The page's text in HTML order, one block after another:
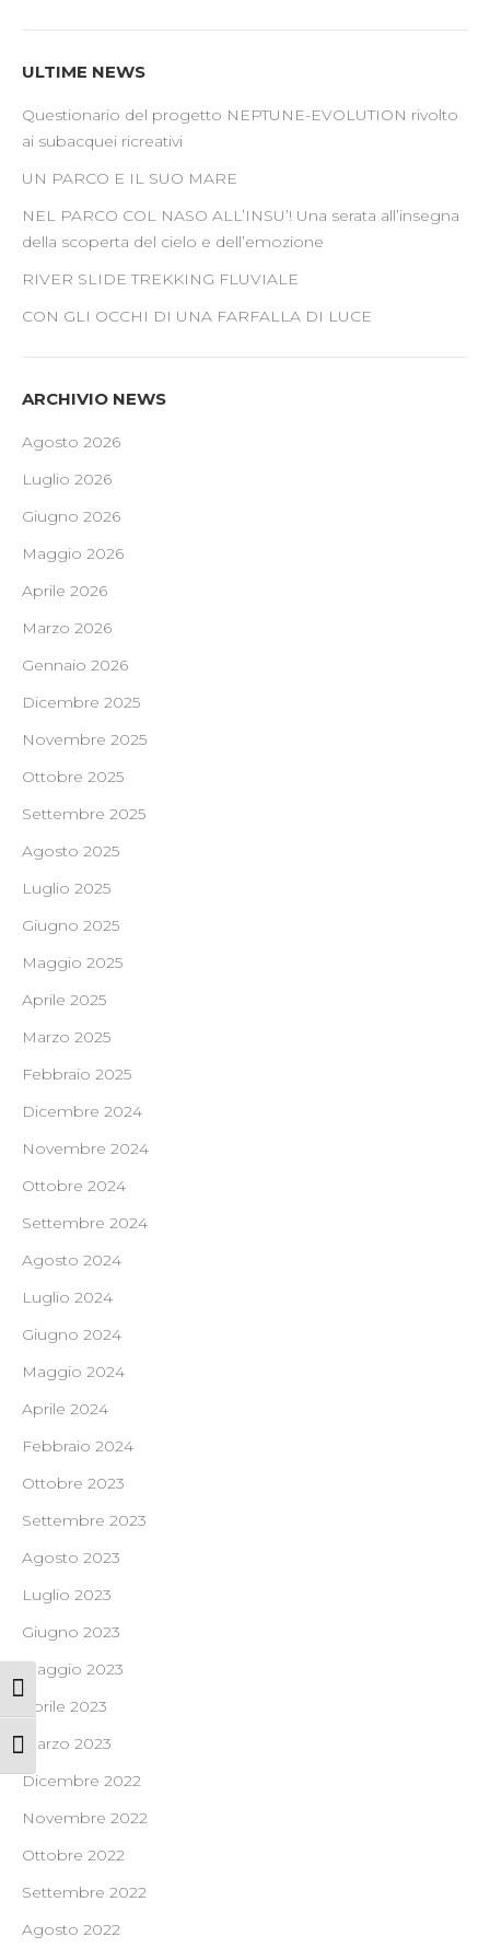
Attiva/disattiva alto contrasto
Attiva/disattiva dimensione testo
ULTIME NEWS
Questionario del progetto NEPTUNE-EVOLUTION rivolto
ai subacquei ricreativi
UN PARCO E IL SUO MARE
NEL PARCO COL NASO ALL’INSU’! Una serata all’insegna
della scoperta del cielo e dell’emozione
RIVER SLIDE TREKKING FLUVIALE
CON GLI OCCHI DI UNA FARFALLA DI LUCE
ARCHIVIO NEWS
Agosto 2026
Luglio 2026
Giugno 2026
Maggio 2026
Aprile 2026
Marzo 2026
Gennaio 2026
Dicembre 2025
Novembre 2025
Ottobre 2025
Settembre 2025
Agosto 2025
Luglio 2025
Giugno 2025
Maggio 2025
Aprile 2025
Marzo 2025
Febbraio 2025
Dicembre 2024
Novembre 2024
Ottobre 2024
Settembre 2024
Agosto 2024
Luglio 2024
Giugno 2024
Maggio 2024
Aprile 2024
Febbraio 2024
Ottobre 2023
Settembre 2023
Agosto 2023
Luglio 2023
Giugno 2023
Maggio 2023
Aprile 2023
Marzo 2023
Dicembre 2022
Novembre 2022
Ottobre 2022
Settembre 2022
Agosto 2022